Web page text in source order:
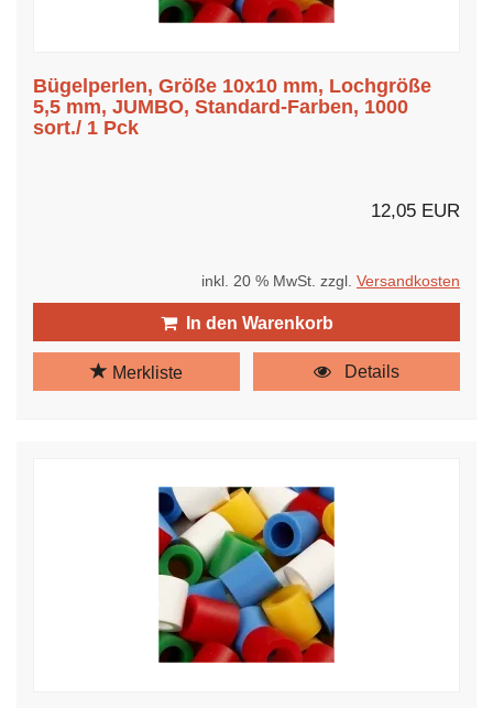
Bügelperlen, Größe 10x10 mm, Lochgröße
5,5 mm, JUMBO, Standard-Farben, 1000
sort./ 1 Pck
12,05 EUR
inkl. 20 % MwSt. zzgl. Versandkosten
In den Warenkorb
Merkliste Details